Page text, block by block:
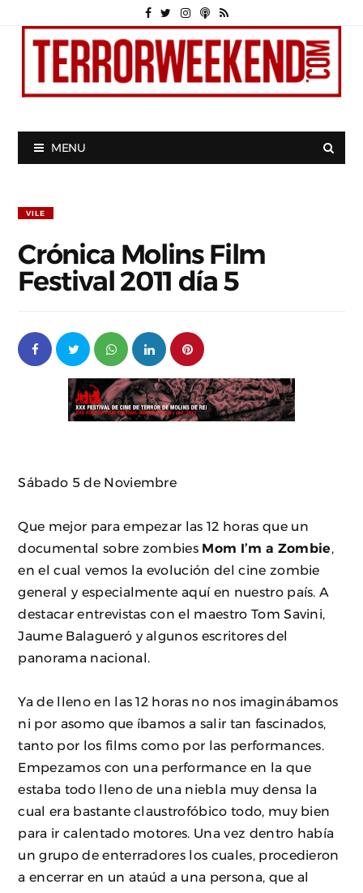
MENU
VILE
Crónica Molins Film
Festival 2011 día 5
Sábado 5 de Noviembre
Que mejor para empezar las 12 horas que un
documental sobre zombies Mom I’m a Zombie
en el cual vemos la evolución del cine zombie
general y especialmente aquí en nuestro país. A
destacar entrevistas con el maestro Tom Savini,
Jaume Balagueró y algunos escritores del
panorama nacional.
Ya de lleno en las 12 horas no nos imaginábamos
ni por asomo que íbamos a salir tan fascinados,
tanto por los films como por las performances.
Empezamos con una performance en la que
estaba todo lleno de una niebla muy densa la
cual era bastante claustrofóbico todo, muy bien
para ir calentado motores. Una vez dentro había
un grupo de enterradores los cuales, procedieron
a encerrar en un ataúd a una persona, que al